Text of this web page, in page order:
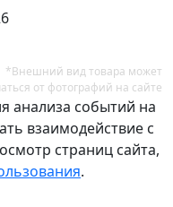
*Внешний вид товара может
от фотографий на сайте
анализа событий на
взаимодействие с
страниц сайта,
.